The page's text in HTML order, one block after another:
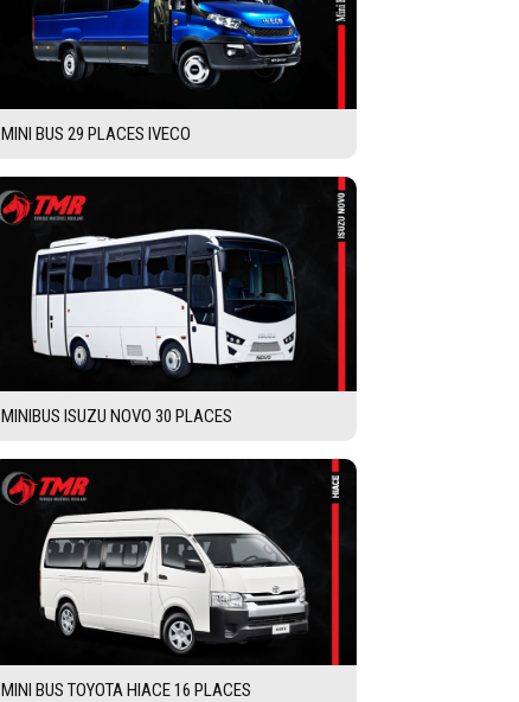
MINI BUS 29 PLACES IVECO
MINIBUS ISUZU NOVO 30 PLACES
MINI BUS TOYOTA HIACE 16 PLACES